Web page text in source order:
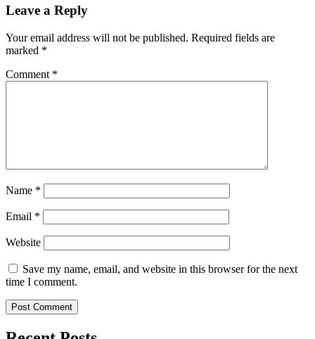
Leave a Reply
Your email address will not be published. Required fields are
marked *
Comment *
Name *
Email *
Website
Save my name, email, and website in this browser for the next
time I comment.